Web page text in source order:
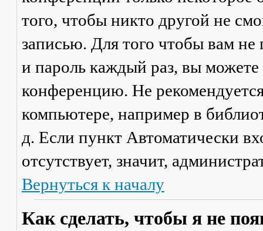
того, чтобы никто другой не
записью. Для того чтобы вам не
и пароль каждый раз, вы
конференцию. Не
компьютере, например в
д. Если пункт Автоматически
отсутствует, значит,
Вернуться к началу
Как сделать, чтобы я не